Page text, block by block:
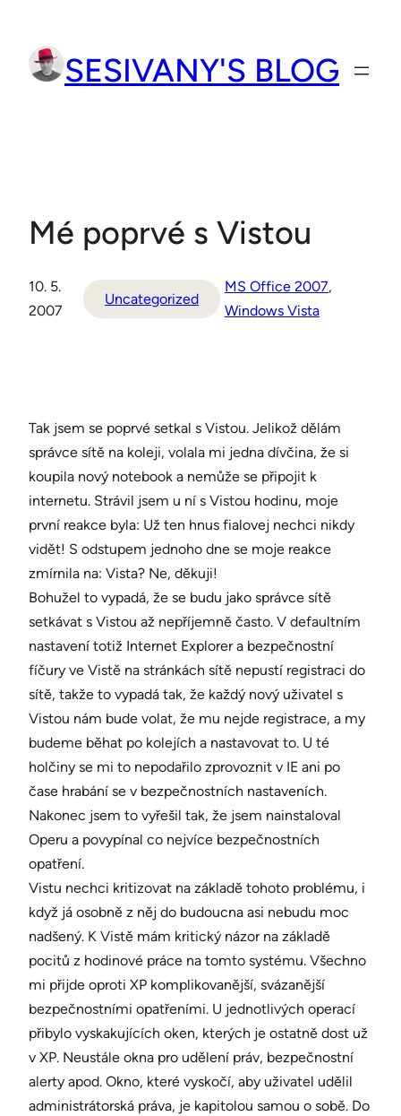
obsah
SESIVANY'S BLOG
Mé poprvé s Vistou
10. 5.
2007
Uncategorized
MS Office 2007,
Windows Vista
Tak jsem se poprvé setkal s Vistou. Jelikož dělám
správce sítě na koleji, volala mi jedna dívčina, že si
koupila nový notebook a nemůže se připojit k
internetu. Strávil jsem u ní s Vistou hodinu, moje
první reakce byla: Už ten hnus fialovej nechci nikdy
vidět! S odstupem jednoho dne se moje reakce
zmírnila na: Vista? Ne, děkuji!
Bohužel to vypadá, že se budu jako správce sítě
setkávat s Vistou až nepříjemně často. V defaultním
nastavení totiž Internet Explorer a bezpečnostní
fíčury ve Vistě na stránkách sítě nepustí registraci do
sítě, takže to vypadá tak, že každý nový uživatel s
Vistou nám bude volat, že mu nejde registrace, a my
budeme běhat po kolejích a nastavovat to. U té
holčiny se mi to nepodařilo zprovoznit v IE ani po
čase hrabání se v bezpečnostních nastaveních.
Nakonec jsem to vyřešil tak, že jsem nainstaloval
Operu a povypínal co nejvíce bezpečnostních
opatření.
Vistu nechci kritizovat na základě tohoto problému, i
když já osobně z něj do budoucna asi nebudu moc
nadšený. K Vistě mám kritický názor na základě
pocitů z hodinové práce na tomto systému. Všechno
mi přijde oproti XP komplikovanější, svázanější
bezpečnostními opatřeními. U jednotlivých operací
přibylo vyskakujících oken, kterých je ostatně dost už
v XP. Neustále okna pro udělení práv, bezpečnostní
alerty apod. Okno, které vyskočí, aby uživatel udělil
administrátorská práva, je kapitolou samou o sobě. Do